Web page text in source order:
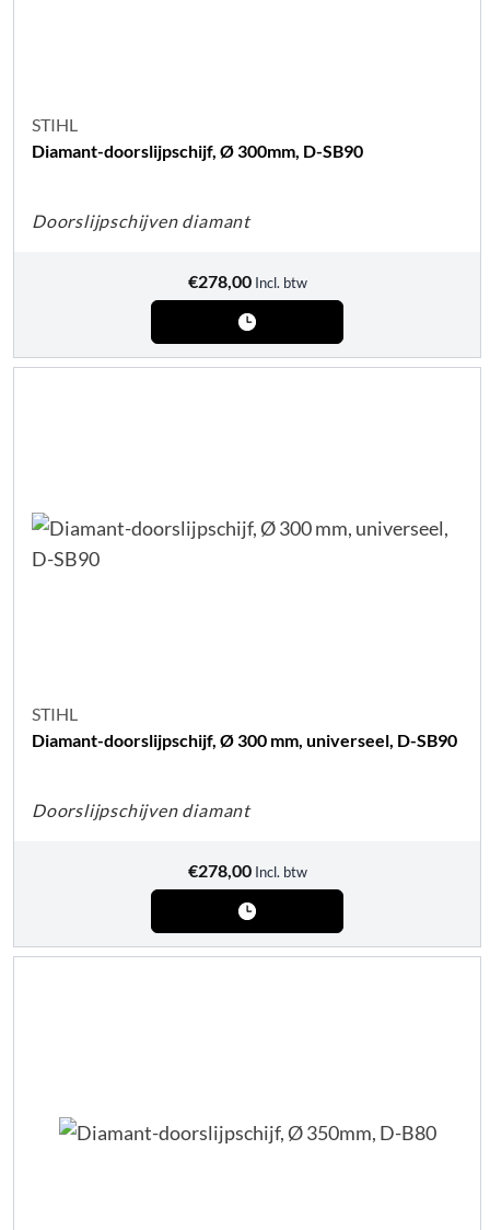
STIHL
Diamant-doorslijpschijf, Ø 300mm, D-SB90
Doorslijpschijven diamant
€278,00 Incl. btw
STIHL
Diamant-doorslijpschijf, Ø 300 mm, universeel, D-SB90
Doorslijpschijven diamant
€278,00 Incl. btw